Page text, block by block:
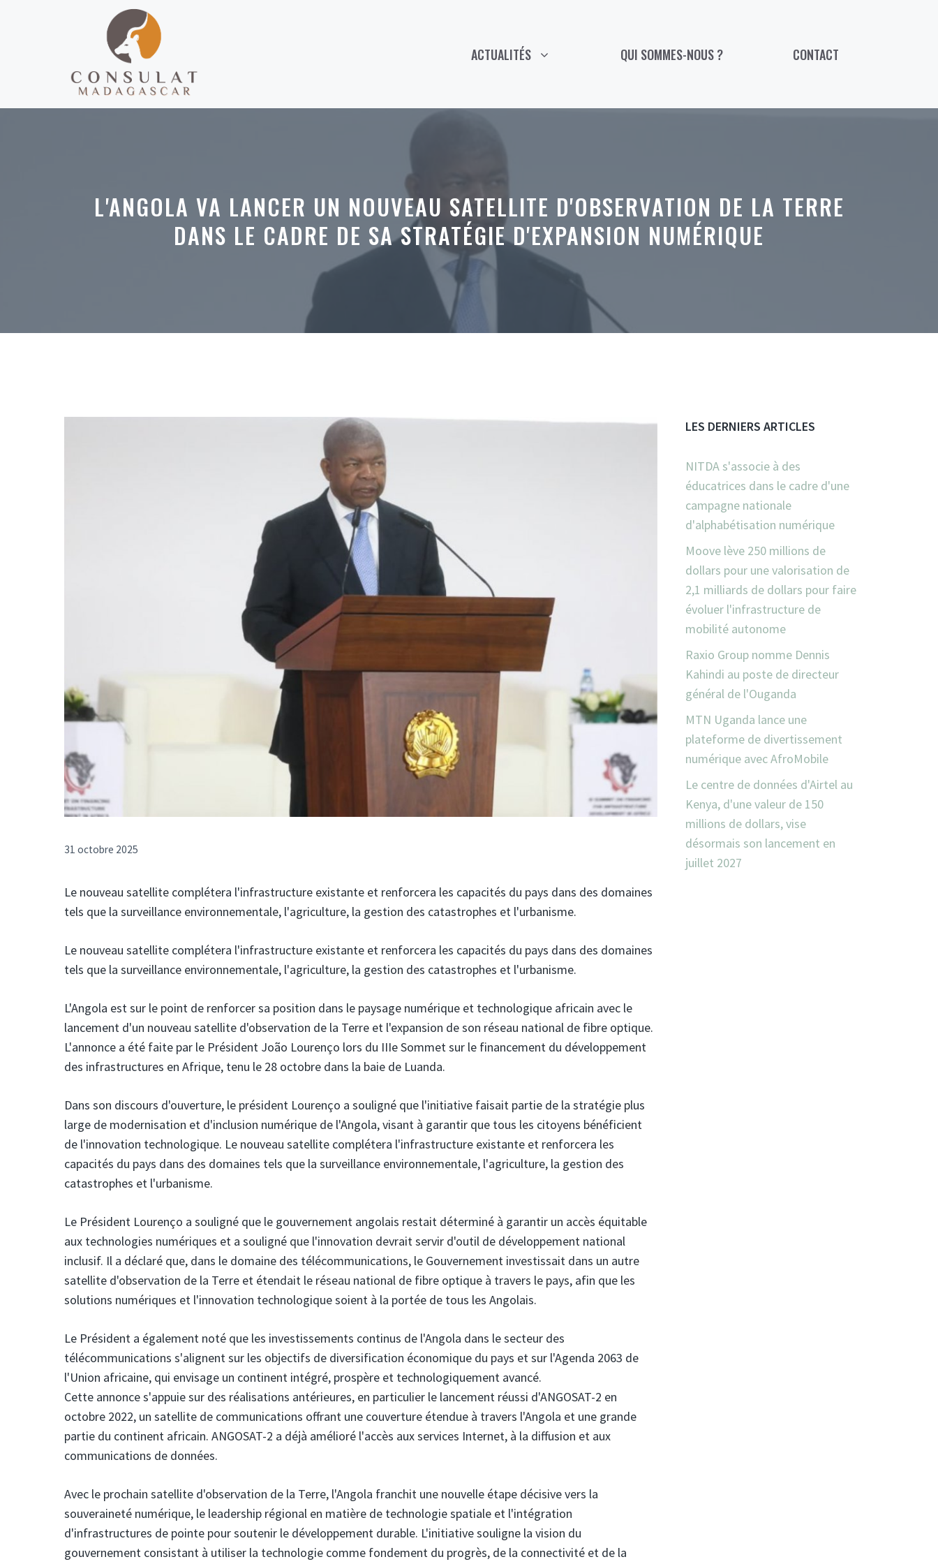
ACTUALITÉS QUI SOMMES-NOUS ? CONTACT
L'ANGOLA VA LANCER UN NOUVEAU SATELLITE D'OBSERVATION DE LA TERRE
DANS LE CADRE DE SA STRATÉGIE D'EXPANSION NUMÉRIQUE
31 octobre 2025
Le nouveau satellite complétera l'infrastructure existante et renforcera les capacités du pays dans des domaines
tels que la surveillance environnementale, l'agriculture, la gestion des catastrophes et l'urbanisme.
Le nouveau satellite complétera l'infrastructure existante et renforcera les capacités du pays dans des domaines
tels que la surveillance environnementale, l'agriculture, la gestion des catastrophes et l'urbanisme.
L'Angola est sur le point de renforcer sa position dans le paysage numérique et technologique africain avec le
lancement d'un nouveau satellite d'observation de la Terre et l'expansion de son réseau national de fibre optique.
L'annonce a été faite par le Président João Lourenço lors du IIIe Sommet sur le financement du développement
des infrastructures en Afrique, tenu le 28 octobre dans la baie de Luanda.
Dans son discours d'ouverture, le président Lourenço a souligné que l'initiative faisait partie de la stratégie plus
large de modernisation et d'inclusion numérique de l'Angola, visant à garantir que tous les citoyens bénéficient
de l'innovation technologique. Le nouveau satellite complétera l'infrastructure existante et renforcera les
capacités du pays dans des domaines tels que la surveillance environnementale, l'agriculture, la gestion des
catastrophes et l'urbanisme.
Le Président Lourenço a souligné que le gouvernement angolais restait déterminé à garantir un accès équitable
aux technologies numériques et a souligné que l'innovation devrait servir d'outil de développement national
inclusif. Il a déclaré que, dans le domaine des télécommunications, le Gouvernement investissait dans un autre
satellite d'observation de la Terre et étendait le réseau national de fibre optique à travers le pays, afin que les
solutions numériques et l'innovation technologique soient à la portée de tous les Angolais.
Le Président a également noté que les investissements continus de l'Angola dans le secteur des
télécommunications s'alignent sur les objectifs de diversification économique du pays et sur l'Agenda 2063 de
l'Union africaine, qui envisage un continent intégré, prospère et technologiquement avancé.
Cette annonce s'appuie sur des réalisations antérieures, en particulier le lancement réussi d'ANGOSAT-2 en
octobre 2022, un satellite de communications offrant une couverture étendue à travers l'Angola et une grande
partie du continent africain. ANGOSAT-2 a déjà amélioré l'accès aux services Internet, à la diffusion et aux
communications de données.
Avec le prochain satellite d'observation de la Terre, l'Angola franchit une nouvelle étape décisive vers la
souveraineté numérique, le leadership régional en matière de technologie spatiale et l'intégration
d'infrastructures de pointe pour soutenir le développement durable. L'initiative souligne la vision du
gouvernement consistant à utiliser la technologie comme fondement du progrès, de la connectivité et de la
LES DERNIERS ARTICLES
NITDA s'associe à des
éducatrices dans le cadre d'une
campagne nationale
d'alphabétisation numérique
Moove lève 250 millions de
dollars pour une valorisation de
2,1 milliards de dollars pour faire
évoluer l'infrastructure de
mobilité autonome
Raxio Group nomme Dennis
Kahindi au poste de directeur
général de l'Ouganda
MTN Uganda lance une
plateforme de divertissement
numérique avec AfroMobile
Le centre de données d'Airtel au
Kenya, d'une valeur de 150
millions de dollars, vise
désormais son lancement en
juillet 2027